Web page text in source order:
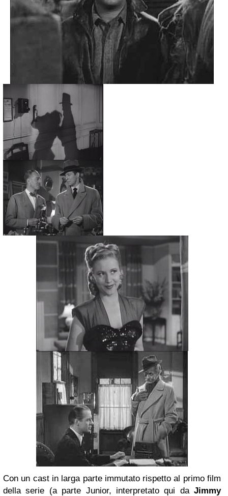
Con un cast in larga parte immutato rispetto al primo film
della serie (a parte Junior, interpretato qui da Jimmy